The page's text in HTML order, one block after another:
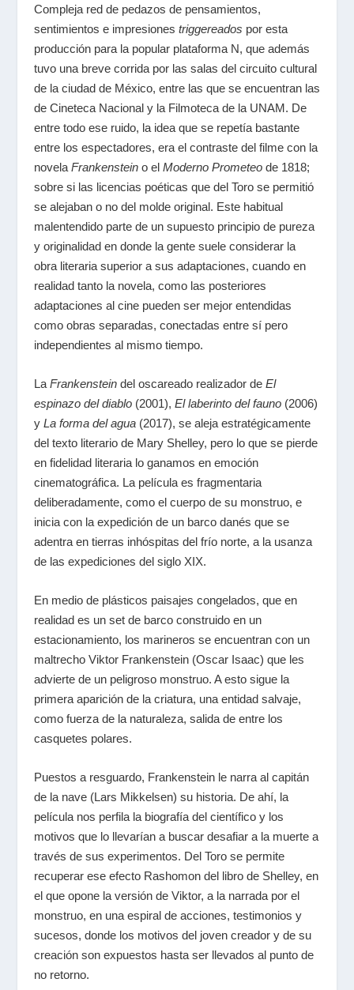
Compleja red de pedazos de pensamientos,
sentimientos e impresiones triggereados por esta
producción para la popular plataforma N, que además
tuvo una breve corrida por las salas del circuito cultural
de la ciudad de México, entre las que se encuentran las
de Cineteca Nacional y la Filmoteca de la UNAM. De
entre todo ese ruido, la idea que se repetía bastante
entre los espectadores, era el contraste del filme con la
novela Frankensteino el Moderno Prometeode 1818;
sobre si las licencias poéticas que del Toro se permitió
se alejaban o no del molde original. Este habitual
malentendido parte de un supuesto principio de pureza
y originalidad en donde la gente suele considerar la
obra literaria superior a sus adaptaciones, cuando en
realidad tanto la novela, como las posteriores
adaptaciones al cine pueden ser mejor entendidas
como obras separadas, conectadas entre sí pero
independientes al mismo tiempo.
La Frankenstein del oscareado realizador de El
espinazo del diablo(2001), El laberinto del fauno(2006)
y La forma del agua(2017), se aleja estratégicamente
del texto literario de Mary Shelley, pero lo que se pierde
en fidelidad literaria lo ganamos en emoción
cinematográfica. La película es fragmentaria
deliberadamente, como el cuerpo de su monstruo, e
inicia con la expedición de un barco danés que se
adentra en tierras inhóspitas del frío norte, a la usanza
de las expediciones del siglo XIX.
En medio de plásticos paisajes congelados, que en
realidad es un set de barco construido en un
estacionamiento, los marineros se encuentran con un
maltrecho Viktor Frankenstein (Oscar Isaac) que les
advierte de un peligroso monstruo. A esto sigue la
primera aparición de la criatura, una entidad salvaje,
como fuerza de la naturaleza, salida de entre los
casquetes polares.
Puestos a resguardo, Frankenstein le narra al capitán
de la nave (Lars Mikkelsen) su historia. De ahí, la
película nos perfila la biografía del científico y los
motivos que lo llevarían a buscar desafiar a la muerte a
través de sus experimentos. Del Toro se permite
recuperar ese efecto Rashomon del libro de Shelley, en
el que opone la versión de Viktor, a la narrada por el
monstruo, en una espiral de acciones, testimonios y
sucesos, donde los motivos del joven creador y de su
creación son expuestos hasta ser llevados al punto de
no retorno.